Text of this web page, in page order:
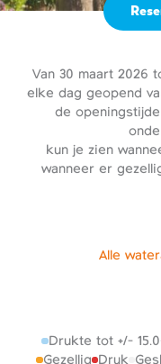
Van 30 maart 2026
elke dag geopend
de
kun je zien
wanneer er
Alle
Druk
Drukte tot +/-
Gezellig